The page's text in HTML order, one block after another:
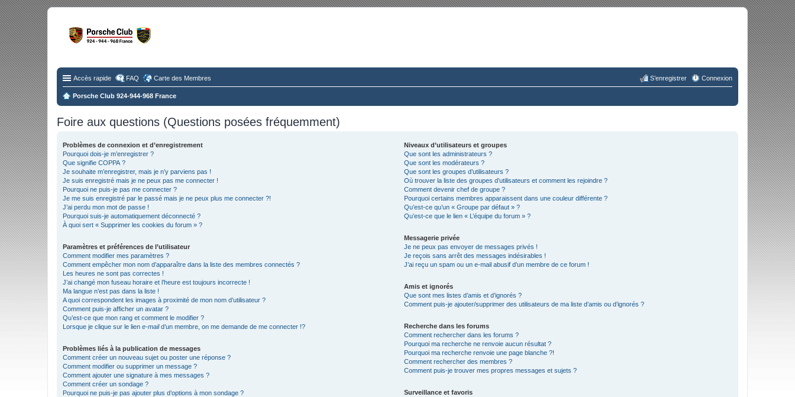
Accès rapide FAQ Carte des Membres Connexion
S’enregistrer
Porsche Club 924-944-968 France
Foire aux questions (Questions posées fréquemment)
Problèmes de connexion et d’enregistrement
Pourquoi dois-je m’enregistrer ?
Que signifie COPPA ?
Je souhaite m’enregistrer, mais je n’y parviens pas !
Je suis enregistré mais je ne peux pas me connecter !
Pourquoi ne puis-je pas me connecter ?
Je me suis enregistré par le passé mais je ne peux plus me connecter ?!
J’ai perdu mon mot de passe !
Pourquoi suis-je automatiquement déconnecté ?
À quoi sert « Supprimer les cookies du forum » ?
Paramètres et préférences de l’utilisateur
Comment modifier mes paramètres ?
Comment empêcher mon nom d’apparaître dans la liste des membres connectés ?
Les heures ne sont pas correctes !
J’ai changé mon fuseau horaire et l’heure est toujours incorrecte !
Ma langue n’est pas dans la liste !
A quoi correspondent les images à proximité de mon nom d’utilisateur ?
Comment puis-je afficher un avatar ?
Qu’est-ce que mon rang et comment le modifier ?
Lorsque je clique sur le lien e-maild’un membre, on me demande de me connecter !?
Problèmes liés à la publication de messages
Comment créer un nouveau sujet ou poster une réponse ?
Comment modifier ou supprimer un message ?
Comment ajouter une signature à mes messages ?
Comment créer un sondage ?
Pourquoi ne puis-je pas ajouter plus d’options à mon sondage ?
Niveaux d’utilisateurs et groupes
Que sont les administrateurs ?
Que sont les modérateurs ?
Que sont les groupes d’utilisateurs ?
Où trouver la liste des groupes d’utilisateurs et comment les rejoindre ?
Comment devenir chef de groupe ?
Pourquoi certains membres apparaissent dans une couleur différente ?
Qu’est-ce qu’un « Groupe par défaut » ?
Qu’est-ce que le lien « L’équipe du forum » ?
Messagerie privée
Je ne peux pas envoyer de messages privés !
Je reçois sans arrêt des messages indésirables !
J’ai reçu un spam ou un e-mail abusif d’un membre de ce forum !
Amis et ignorés
Que sont mes listes d’amis et d’ignorés ?
Comment puis-je ajouter/supprimer des utilisateurs de ma liste d’amis ou d’ignorés ?
Recherche dans les forums
Comment rechercher dans les forums ?
Pourquoi ma recherche ne renvoie aucun résultat ?
Pourquoi ma recherche renvoie une page blanche ?!
Comment rechercher des membres ?
Comment puis-je trouver mes propres messages et sujets ?
Surveillance et favoris